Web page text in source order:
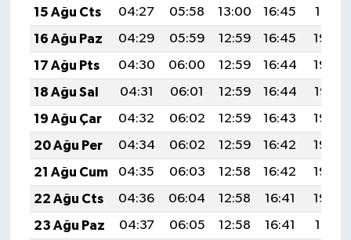
15 Ağu Cts
04:27 05:58 13:00 16:45
19:51
16 Ağu Paz
04:29 05:59 12:59 16:45
19:50
17 Ağu Pts
04:30 06:00 12:59 16:44
19:49
18 Ağu Sal
04:31 06:01 12:59 16:44
19:47
19 Ağu Çar
04:32 06:02 12:59 16:43
19:46
20 Ağu Per
04:34 06:02 12:59 16:42
19:45
21 Ağu Cum
04:35 06:03 12:58 16:42
19:43
22 Ağu Cts
04:36 06:04 12:58 16:41
19:42
23 Ağu Paz
04:37 06:05 12:58 16:41
19:41